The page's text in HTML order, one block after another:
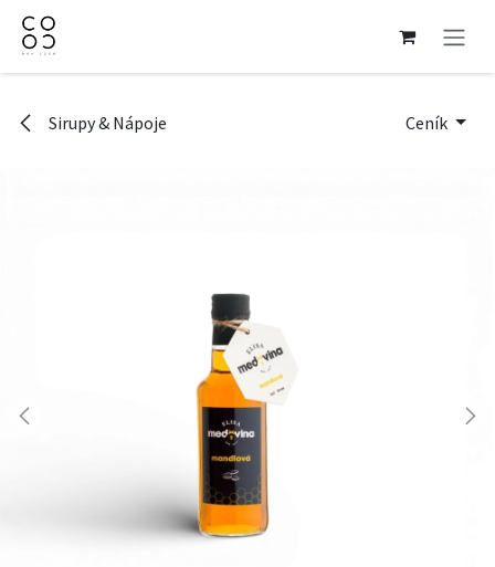
Přejít na obsah
Sirupy & Nápoje Ceník